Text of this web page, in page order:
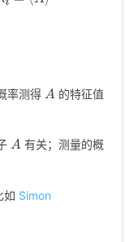
率测得 A
A 的特征值
A
A 有关；测量的概
如 Simon